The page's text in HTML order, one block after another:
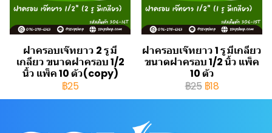
ฝาครอบเจ๊ทยาว 2 รู มี
เกลียว ขนาดฝาครอบ 1/2
นิ้ว แพ็ค 10 ตัว(copy)
฿25
ฝาครอบเจ๊ทยาว 1 รู มีเกลียว
ขนาดฝาครอบ 1/2 นิ้ว แพ็ค
10 ตัว
฿25 ฿18